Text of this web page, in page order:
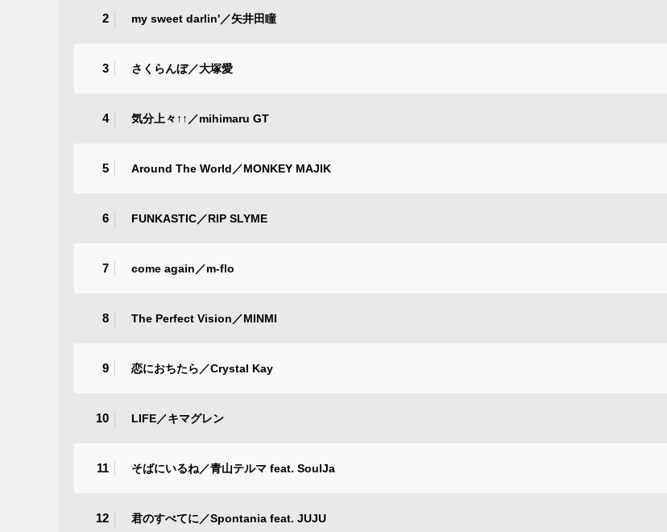
2 my sweet darlin'／矢井田瞳
3 さくらんぼ／大塚愛
4 気分上々↑↑／mihimaru GT
5 Around The World／MONKEY MAJIK
6 FUNKASTIC／RIP SLYME
7 come again／m-flo
8 The Perfect Vision／MINMI
9 恋におちたら／Crystal Kay
10 LIFE／キマグレン
11 そばにいるね／青山テルマ feat. SoulJa
12 君のすべてに／Spontania feat. JUJU